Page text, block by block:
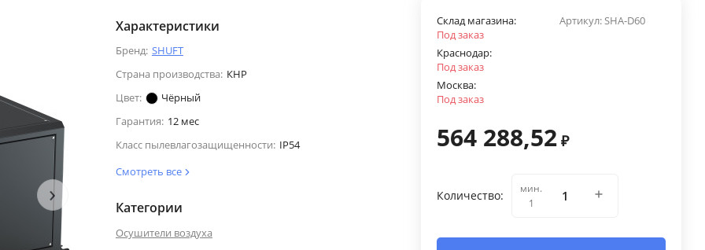
›
Характеристики
Бренд: SHUFT
Страна производства: КНР
Цвет:
Чёрный
Гарантия: 12 мес
Класс пылевлагозащищенности: IP54
Смотреть все
Категории
Осушители воздуха
Артикул:SHA-D60
Склад магазина:
Под заказ
Краснодар:
Под заказ
Москва:
Под заказ
564 288,52 ₽
Количество:
мин.
1